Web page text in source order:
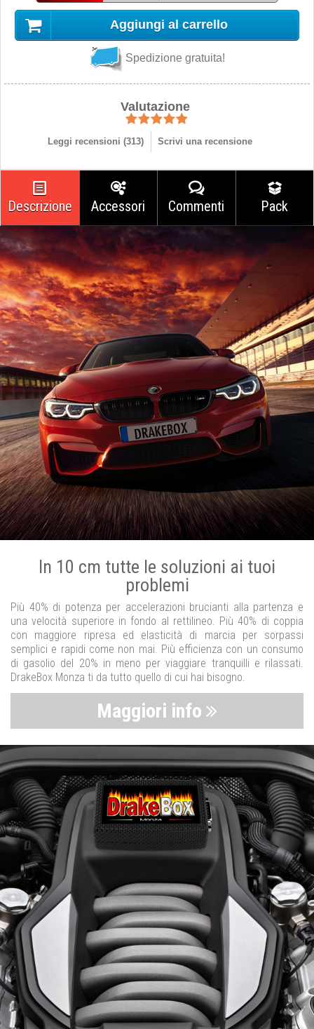
Aggiungi al carrello
Spedizione gratuita!
Valutazione
Leggi recensioni (313) Scrivi una recensione
Descrizione Accessori Commenti Pack
In 10 cm tutte le soluzioni ai tuoi
problemi
Più 40% di potenza per accelerazioni brucianti alla partenza e
una velocità superiore in fondo al rettilineo. Più 40% di coppia
con maggiore ripresa ed elasticità di marcia per sorpassi
semplici e rapidi come non mai. Più efficienza con un consumo
di gasolio del 20% in meno per viaggiare tranquilli e rilassati.
DrakeBox Monza ti da tutto quello di cui hai bisogno.
Maggiori info